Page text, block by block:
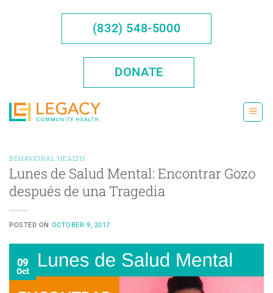
(832) 548-5000
DONATE
BEHAVIORAL HEALTH
Lunes de Salud Mental: Encontrar Gozo
después de una Tragedia
POSTED ON OCTOBER 9, 2017
09
Oct